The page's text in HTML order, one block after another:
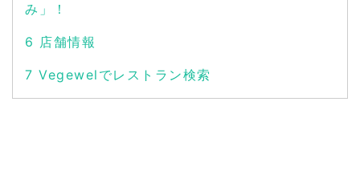
み」！
6 店舗情報
7 Vegewelでレストラン検索